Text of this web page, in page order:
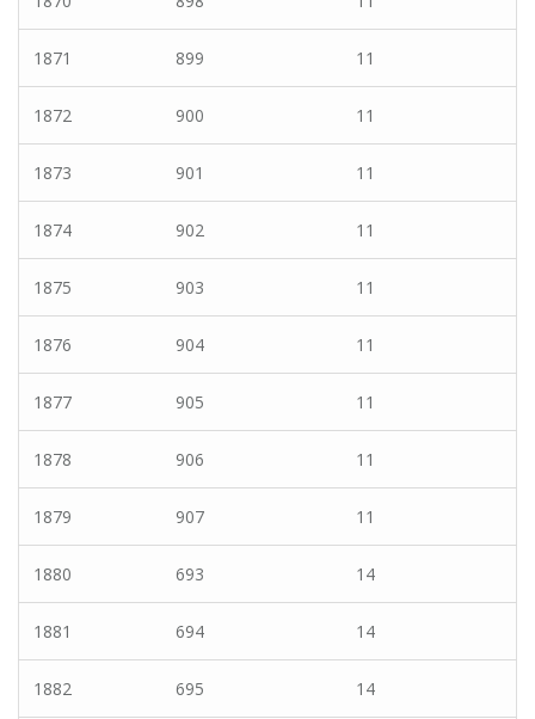
1871 899 11
1872 900 11
1873 901 11
1874 902 11
1875 903 11
1876 904 11
1877 905 11
1878 906 11
1879 907 11
1880 693 14
1881 694 14
1882 695 14